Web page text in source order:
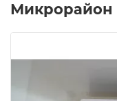
Микрорайон